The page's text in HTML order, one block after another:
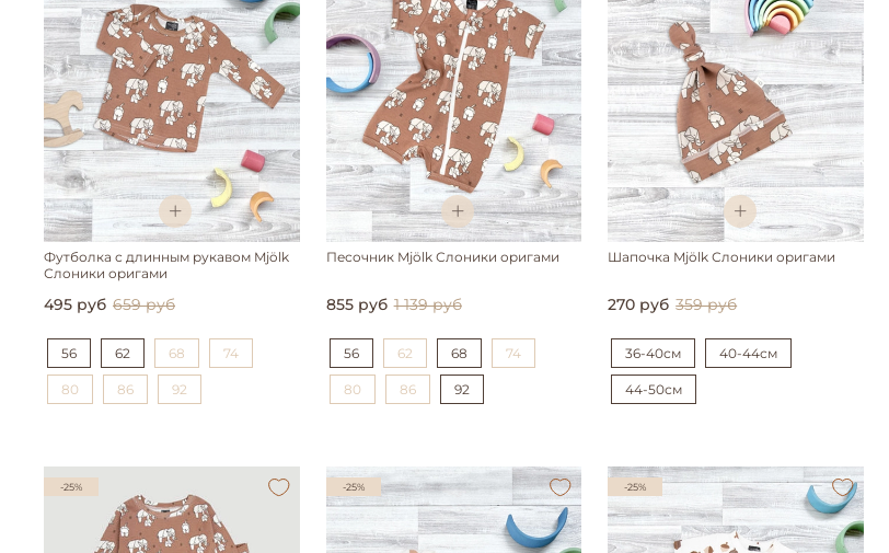
Футболка с длинным рукавом Mjölk
Слоники оригами
495 руб 659 руб
56 62 68 74
80 86 92
Песочник Mjölk Слоники оригами
855 руб 1 139 руб
56 62 68 74
80 86 92
Шапочка Mjölk Слоники оригами
270 руб 359 руб
36-40см 40-44см
44-50см
-25% -25% -25%